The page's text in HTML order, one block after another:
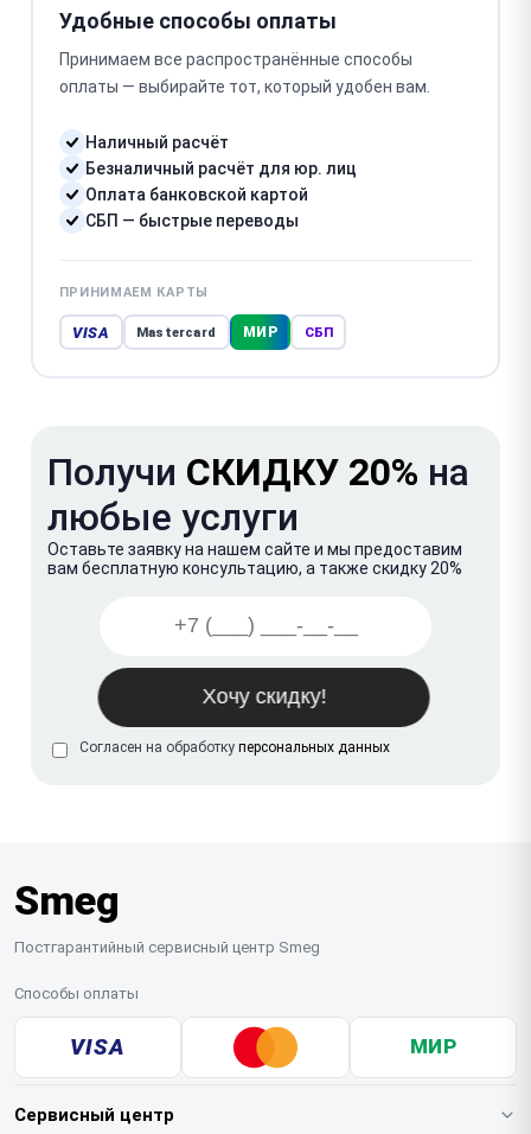
Удобные способы оплаты
Принимаем все распространённые способы
оплаты — выбирайте тот, который удобен вам.
Наличный расчёт
Безналичный расчёт для юр. лиц
Оплата банковской картой
СБП — быстрые переводы
ПРИНИМАЕМ КАРТЫ
VISA Mastercard МИР СБП
Получи СКИДКУ 20% на
любые услуги
Оставьте заявку на нашем сайте и мы предоставим
вам бесплатную консультацию, а также скидку 20%
Согласен на обработку персональных данных
Smeg
Постгарантийный сервисный центр Smeg
Способы оплаты
VISA МИР
Сервисный центр